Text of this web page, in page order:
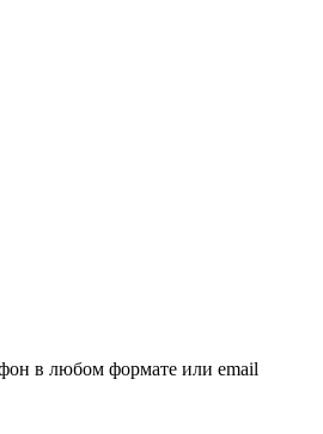
в любом формате или email